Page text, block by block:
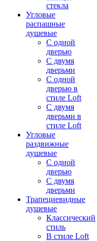
стекла
Угловые
распашные
душевые
С одной
дверью
С двумя
дверьми
С одной
дверью в
стиле Loft
С двумя
дверьми в
стиле Loft
Угловые
раздвижные
душевые
С одной
дверью
С двумя
дверьми
Трапециевидные
душевые
Классический
стиль
В стиле Loft